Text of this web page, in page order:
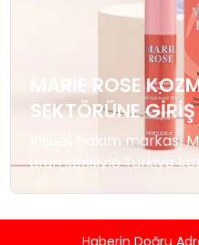
MARIE ROSE
SEKTÖRÜNE
Kişisel bakım markası
ürün serisiyle Türkiye